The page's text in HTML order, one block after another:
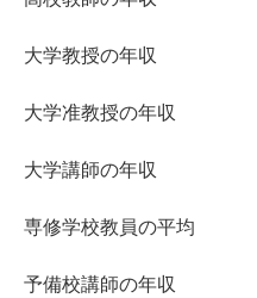
大学教授の年収
大学准教授の年収
大学講師の年収
専修学校教員の平均
予備校講師の年収